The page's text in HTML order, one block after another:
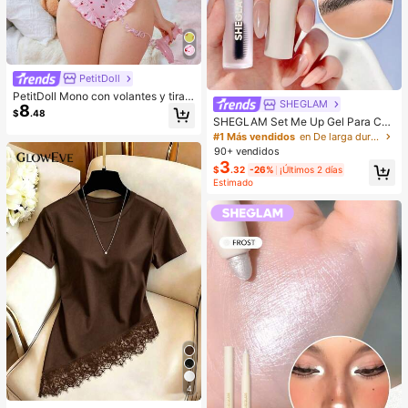
PetitDoll
PetitDoll Mono con volantes y tiran
tes con estampado de cerezas lind
o para mujeres
$8.48
4
SHEGLAM
SHEGLAM Set Me Up Gel Para Cej
as Marca De Belleza CosméTica M
aquillaje Para Mujeres Y NiñAs
#1 Más vendidos
en De larga duración Cejas
90+ vendidos
$3.32 -26% ¡Últimos 2 días
Estimado